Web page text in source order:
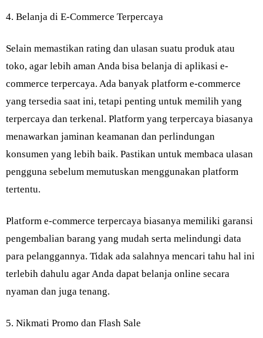
4. Belanja di E-Commerce Terpercaya
Selain memastikan rating dan ulasan suatu produk atau
toko, agar lebih aman Anda bisa belanja di aplikasi e-
commerce terpercaya. Ada banyak platform e-commerce
yang tersedia saat ini, tetapi penting untuk memilih yang
terpercaya dan terkenal. Platform yang terpercaya biasanya
menawarkan jaminan keamanan dan perlindungan
konsumen yang lebih baik. Pastikan untuk membaca ulasan
pengguna sebelum memutuskan menggunakan platform
tertentu.
Platform e-commerce terpercaya biasanya memiliki garansi
pengembalian barang yang mudah serta melindungi data
para pelanggannya. Tidak ada salahnya mencari tahu hal ini
terlebih dahulu agar Anda dapat belanja online secara
nyaman dan juga tenang.
5. Nikmati Promo dan Flash Sale